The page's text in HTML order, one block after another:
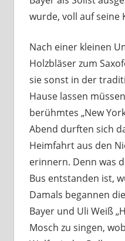
wurde, voll auf seine
Nach einer kleinen
Holzbläser zum
sie sonst in der
Hause lassen
berühmtes „New
Abend durften sich
Heimfahrt aus den
erinnern. Denn was
Bus entstanden ist,
Damals begannen
Bayer und Uli Weiß
Mosch zu singen,